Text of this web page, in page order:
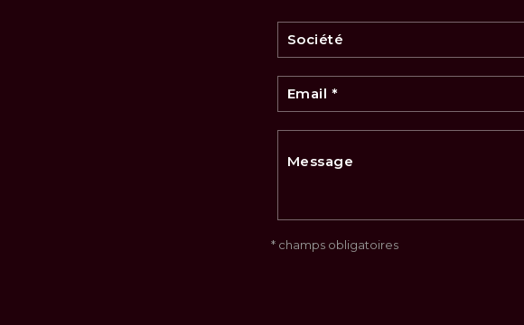
* champs obligatoires